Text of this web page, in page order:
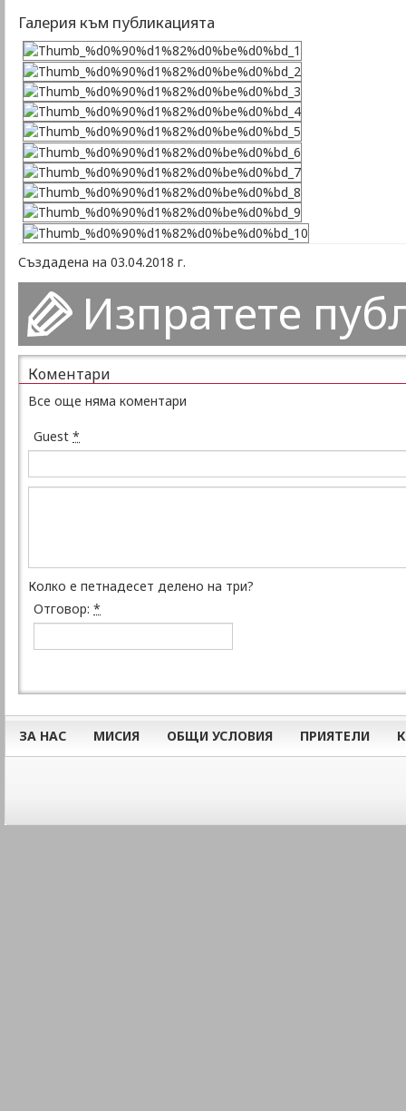
Галерия към публикацията
Създадена на 03.04.2018 г.
Изпратете
Коментари
Все още няма коментари
Guest *
Колко е петнадесет делено на три?
Отговор: *
ЗА НАС МИСИЯ ОБЩИ УСЛОВИЯ ПРИЯТЕЛИ